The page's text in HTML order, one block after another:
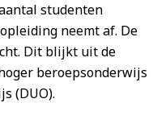
studenten
neemt af. De
Dit blijkt uit de
beroepsonderwijs
(DUO).